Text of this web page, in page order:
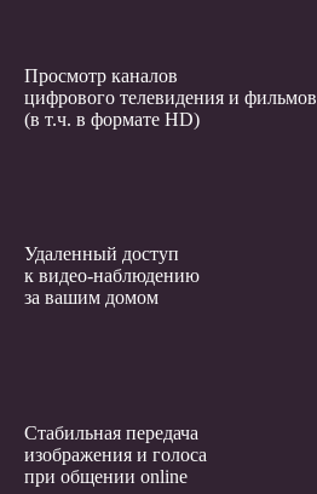
Просмотр каналов
цифрового телевидения и фильмов
(в т.ч. в формате HD)
Удаленный доступ
к видео-наблюдению
за вашим домом
Стабильная передача
изображения и голоса
при общении online